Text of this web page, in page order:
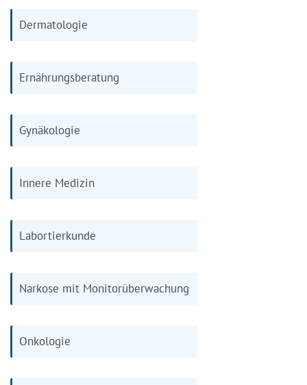
Dermatologie
Ernährungsberatung
Gynäkologie
Innere Medizin
Labortierkunde
Narkose mit Monitorüberwachung
Onkologie